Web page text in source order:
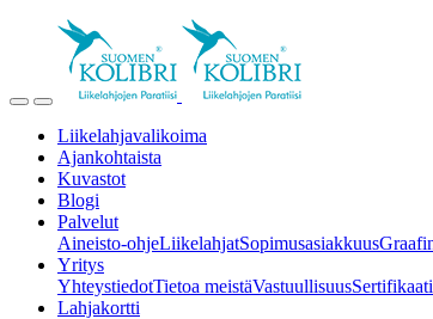
Liikelahjavalikoima
Ajankohtaista
Kuvastot
Blogi
Palvelut
Aineisto-ohjeLiikelahjatSopimusasiakkuus
Yritys
YhteystiedotTietoa meistäVastuullisuus
Lahjakortti